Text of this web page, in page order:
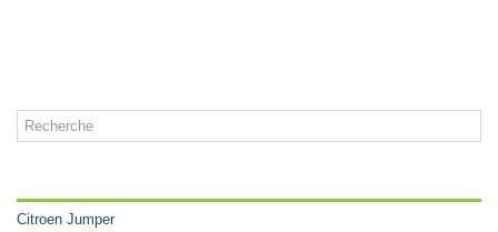
Citroen Jumper